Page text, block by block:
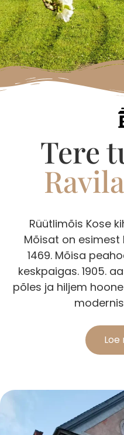
Tere
Rüütlimõis Kose
Mõisat on
1469. Mõisa
keskpaigas. 1905.
põles ja hiljem